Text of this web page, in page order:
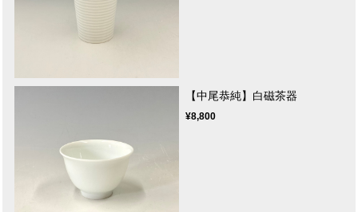
【中尾恭純】白磁茶器
¥8,800